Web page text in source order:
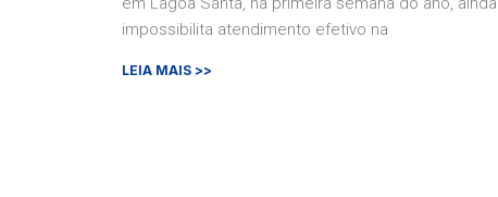
impossibilita atendimento efetivo na
LEIA MAIS >>